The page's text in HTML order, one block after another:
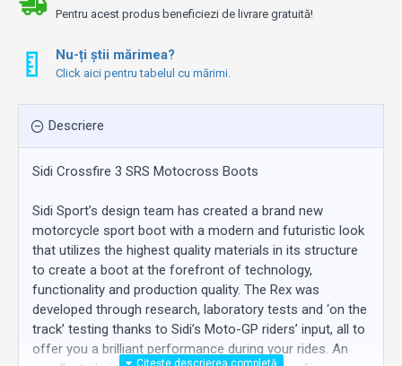
Pentru acest produs beneficiezi de livrare gratuită!
Nu-ți știi mărimea?
Click aici pentru tabelul cu mărimi.
Descriere
Sidi Crossfire 3 SRS Motocross Boots
Sidi Sport’s design team has created a brand new
motorcycle sport boot with a modern and futuristic look
that utilizes the highest quality materials in its structure
to create a boot at the forefront of technology,
functionality and production quality. The Rex was
developed through research, laboratory tests and ‘on the
track’ testing thanks to Sidi’s Moto-GP riders’ input, all to
offer you a brilliant performance during your rides. An